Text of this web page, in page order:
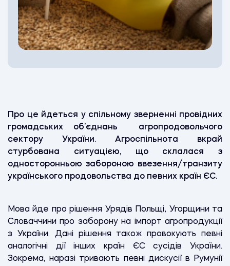
Про це йдеться у спільному зверненні провідних
громадських об’єднань агропродовольчого
сектору України. Агроспільнота вкрай
стурбована ситуацією, що склалася з
односторонньою забороною ввезення/транзиту
українського продовольства до певних країн ЄС.
Мова йде про рішення Урядів Польщі, Угорщини та
Словаччини про заборону на імпорт агропродукції
з України. Дані рішення також провокують певні
аналогічні дії інших країн ЄС сусідів України.
Зокрема, наразі тривають певні дискусії в Румунії